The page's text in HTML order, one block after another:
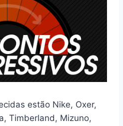
estão Nike, Oxer,
Timberland, Mizuno,